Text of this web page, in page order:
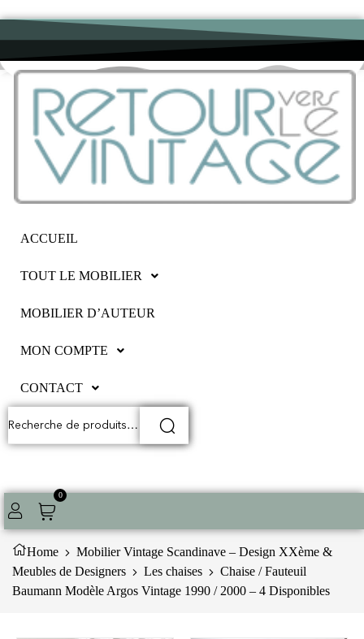
ACCUEIL
TOUT LE MOBILIER
MOBILIER D’AUTEUR
MON COMPTE
CONTACT
0
Home
Mobilier Vintage Scandinave – Design XXème &
Meubles de Designers
Les chaises
Chaise / Fauteuil
Baumann Modèle Argos Vintage 1990 / 2000 – 4 Disponibles